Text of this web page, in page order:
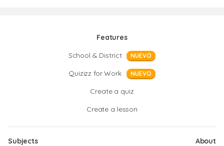
Features
School & District
NUEVO
Quizizz for Work NUEVO
Create a quiz
Create a lesson
Subjects
About